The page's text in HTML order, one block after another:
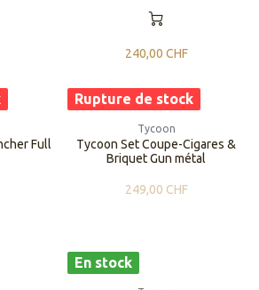
240,00 CHF
Full
Rupture de stock
Tycoon
Tycoon Set Coupe-Cigares &
Briquet Gun métal
249,00 CHF
En stock